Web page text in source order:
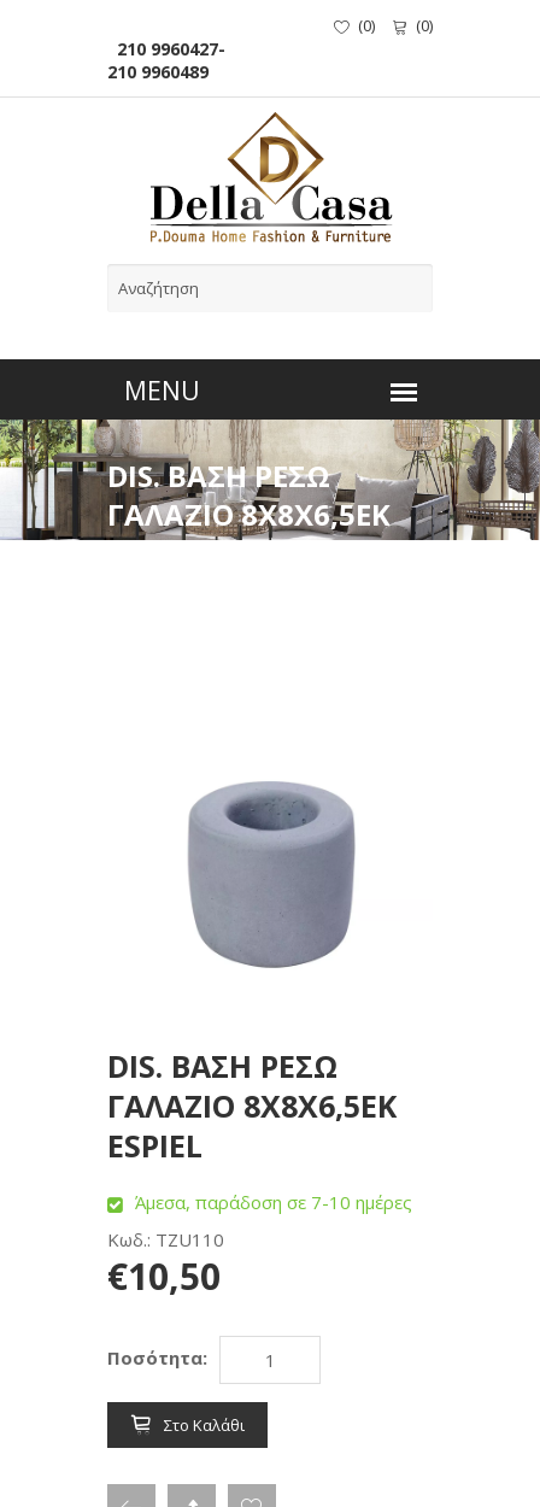
210 9960427-
210 9960489
(0) (0)
DIS. ΒΑΣΗ ΡΕΣΩ
ΓΑΛΑΖΙΟ 8Χ8Χ6,5ΕΚ
DIS. ΒΑΣΗ ΡΕΣΩ
ΓΑΛΑΖΙΟ 8Χ8Χ6,5ΕΚ
ESPIEL
Άμεσα, παράδοση σε 7-10 ημέρες
Κωδ.: TZU110
€10,50
Ποσότητα:
Στο Καλάθι